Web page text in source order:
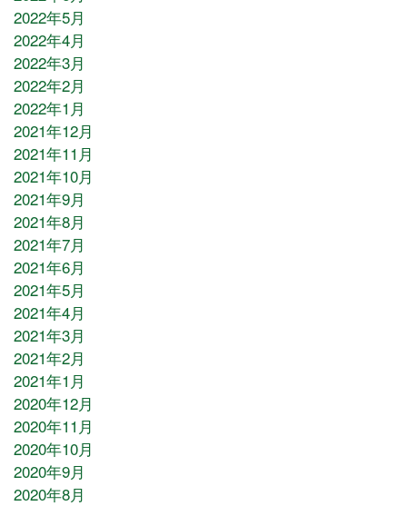
2022年5月
2022年4月
2022年3月
2022年2月
2022年1月
2021年12月
2021年11月
2021年10月
2021年9月
2021年8月
2021年7月
2021年6月
2021年5月
2021年4月
2021年3月
2021年2月
2021年1月
2020年12月
2020年11月
2020年10月
2020年9月
2020年8月